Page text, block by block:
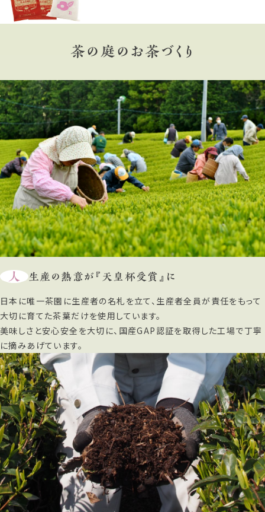
茶の庭のお茶づくり
人 生産の熱意が『天皇杯受賞』に
日本に唯一茶園に生産者の名札を立て、生産者全員が責任をもって
大切に育てた茶葉だけを使用しています。
美味しさと安心安全を大切に、国産GAP認証を取得した工場で丁寧
に摘みあげています。